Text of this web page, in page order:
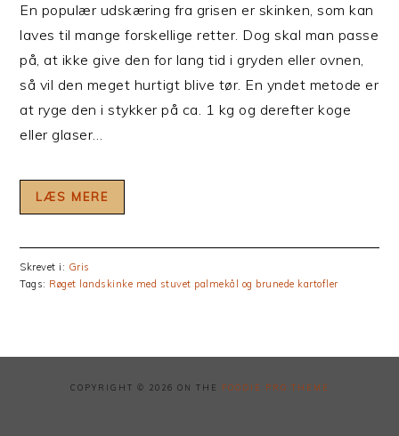
En populær udskæring fra grisen er skinken, som kan
laves til mange forskellige retter. Dog skal man passe
på, at ikke give den for lang tid i gryden eller ovnen,
så vil den meget hurtigt blive tør. En yndet metode er
at ryge den i stykker på ca. 1 kg og derefter koge
eller glaser…
LÆS MERE
Skrevet i: Gris
Tags: Røget landskinke med stuvet palmekål og brunede kartofler
COPYRIGHT © 2026 ON THE FOODIE PRO THEME